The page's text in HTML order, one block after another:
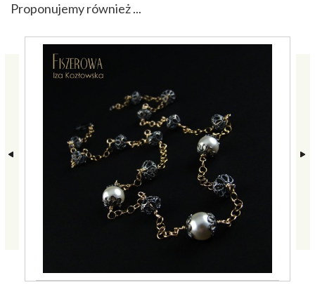
Proponujemy również ...